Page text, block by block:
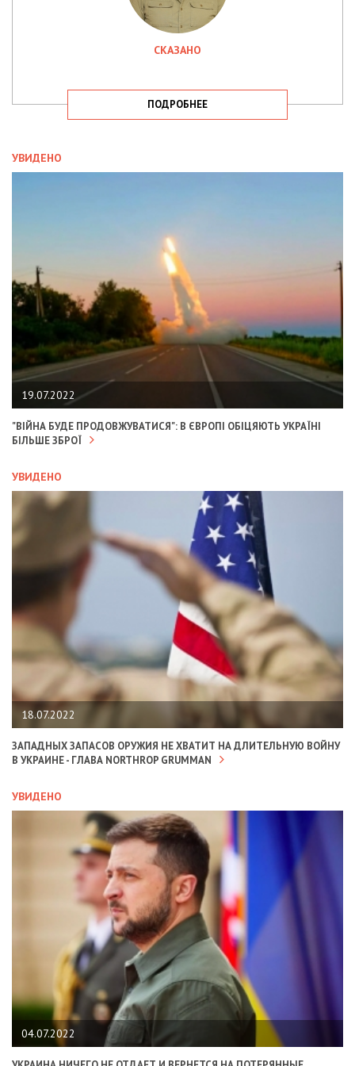
СКАЗАНО
ПОДРОБНЕЕ
УВИДЕНО
19.07.2022
"ВІЙНА БУДЕ ПРОДОВЖУВАТИСЯ": В ЄВРОПІ ОБІЦЯЮТЬ УКРАЇНІ
БІЛЬШЕ ЗБРОЇ
УВИДЕНО
18.07.2022
ЗАПАДНЫХ ЗАПАСОВ ОРУЖИЯ НЕ ХВАТИТ НА ДЛИТЕЛЬНУЮ ВОЙНУ
В УКРАИНЕ - ГЛАВА NORTHROP GRUMMAN
УВИДЕНО
04.07.2022